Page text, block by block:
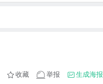
收藏 举报 生成海报